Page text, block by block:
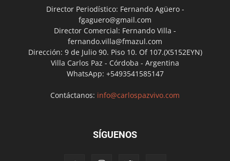
Director Periodístico: Fernando Agüero -
fgaguero@gmail.com
Director Comercial: Fernando Villa -
fernando.villa@fmazul.com
Dirección: 9 de Julio 90. Piso 10. Of 107.(X5152EYN)
Villa Carlos Paz - Córdoba - Argentina
WhatsApp: +5493541585147
Contáctanos: info@carlospazvivo.com
SÍGUENOS